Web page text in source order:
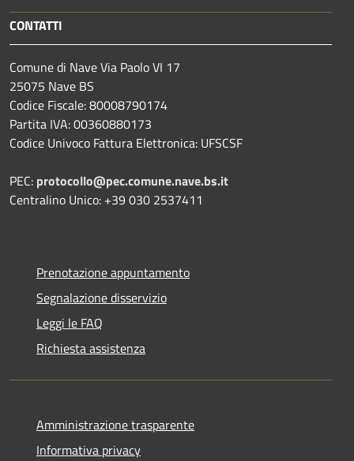
CONTATTI
Comune di Nave Via Paolo VI 17
25075 Nave BS
Codice Fiscale: 80008790174
Partita IVA: 00360880173
Codice Univoco Fattura Elettronica: UFSCSF
PEC: protocollo@pec.comune.nave.bs.it
Centralino Unico: +39 030 2537411
Prenotazione appuntamento
Segnalazione disservizio
Leggi le FAQ
Richiesta assistenza
Amministrazione trasparente
Informativa privacy